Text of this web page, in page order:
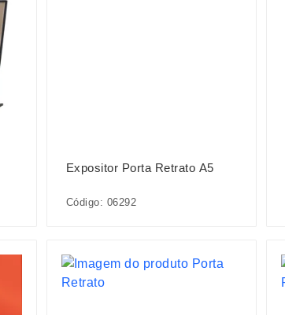
Expositor Porta Retrato A5
Código: 06292